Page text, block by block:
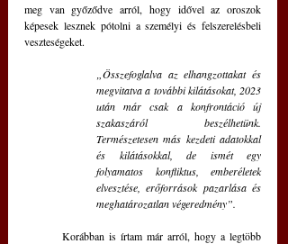
meg van győződve arról, hogy idővel az oroszok
képesek lesznek pótolni a személyi és felszerelésbeli
veszteségeket.
„Összefoglalva az elhangzottakat és
megvitatva a további kilátásokat, 2023
után már csak a konfrontáció új
szakaszáról beszélhetünk.
Természetesen más kezdeti adatokkal
és kilátásokkal, de ismét egy
folyamatos konfliktus, emberéletek
elvesztése, erőforrások pazarlása és
meghatározatlan végeredmény”.